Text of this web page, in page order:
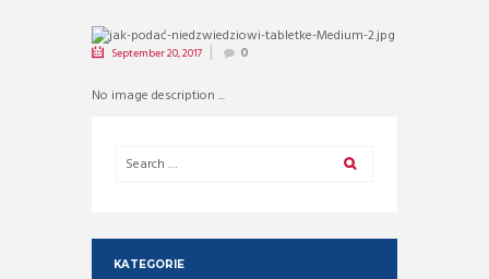
September 20, 2017 0
No image description ...
KATEGORIE